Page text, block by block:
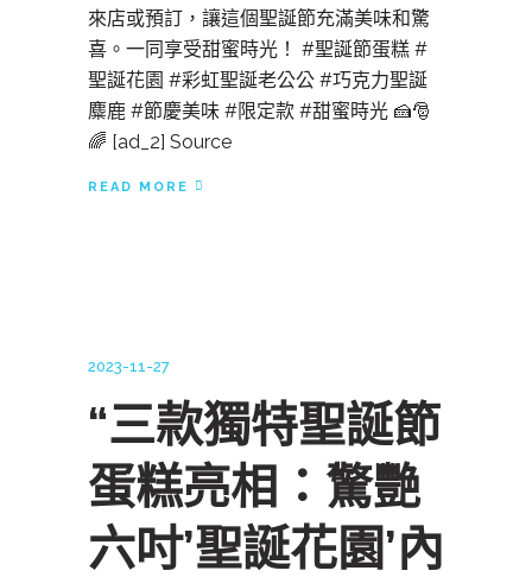
來店或預訂，讓這個聖誕節充滿美味和驚
喜。一同享受甜蜜時光！ #聖誕節蛋糕 #
聖誕花園 #彩虹聖誕老公公 #巧克力聖誕
麋鹿 #節慶美味 #限定款 #甜蜜時光 🍰🎅
🌈 [ad_2] Source
READ MORE
2023-11-27
“三款獨特聖誕節
蛋糕亮相：驚艷
六吋’聖誕花園’內